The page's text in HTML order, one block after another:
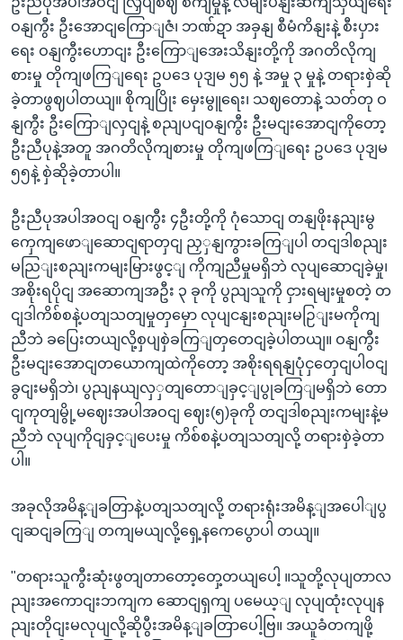
ဝနျကွီး ဦးအောငျကြောျဇံ၊ ဘဏ်ဍာ အခှနျ စီမံကိနျးနဲ့ စီးပှား
ရေး ဝနျကွီးဟောငျး ဦးကြောျအေးသိနျးတို့ကို အဂတိလိုကျ
စားမှု တိုကျဖကြျရေး ဥပဒေ ပုဒျမ ၅၅ နဲ့ အမှု ၃ မှုနဲ့ တရားစှဲဆို
ခဲ့တာဖွဈပါတယျ။ စိုကျပြိုး မှေးမွူရေး၊ သဈတောနဲ့ သတ်တု ဝ
နျကွီး ဦးကြောျလှငျနဲ့ စညျပငျဝနျကွီး ဦးမငျးအောငျကိုတော့
ဦးညီပုနဲ့အတူ အဂတိလိုကျစားမှု တိုကျဖကြျရေး ဥပဒေ ပုဒျမ
၅၅နဲ့ စှဲဆိုခဲ့တာပါ။
ဦးညီပုအပါအဝငျ ဝနျကွီး ၄ဦးတို့ကို ဂုံသောငျ တနျဖိုးနညျးမွ
ကှေကျဖောျဆောငျရာတှငျ ညှှနျကွားခကြျပါ တငျဒါစညျး
မညြျးစညျးကမျးမြားဖွင့ျ ကိုကျညီမှုမရှိဘဲ လုပျဆောငျခဲ့မှု၊
အစိုးရပိုငျ အဆောကျအဦး ၃ ခုကို ပွညျသူကို ငှားရမျးမှုစတဲ့ တ
ငျဒါကိစ်စနဲ့ပတျသတျမှုတှမှော လုပျငနျးစညျးမဉြျးမကိုကျ
ညီဘဲ ခပြေးတယျလို့စှပျစှဲခကြျတှတေငျခဲ့ပါတယျ။ ဝနျကွီး
ဦးမငျးအောငျတယောကျထဲကိုတော့ အစိုးရရနျပုံငှတှေငျပါဝငျ
ခွငျးမရှိဘဲ၊ ပွညျနယျလှှတျတောျခှင့ျပွုခကြျမရှိဘဲ တော
ငျကုတျမွို့မဈေးအပါအဝငျ ဈေး(၅)ခုကို တငျဒါစညျးကမျးနဲ့မ
ညီဘဲ လုပျကိုငျခှင့ျပေးမှု ကိစ်စနဲ့ပတျသတျလို့ တရားစှဲခဲ့တာ
ပါ။
အခုလိုအမိန့ျခတြာနဲ့ပတျသတျလို့ တရားရုံးအမိန့ျအပေါျပွ
ငျဆငျခကြျ တကျမယျလို့ရှေ့နကေပွောပါ တယျ။
"တရားသူကွီးဆုံးဖွတျတာတော့တှေ့တယျပေါ့ ။သူတို့လုပျတာလ
ညျးအကောငျးဘကျက ဆောငျရှကျ ပမေယ့ျ လုပျထုံးလုပျန
ညျးတိုငျးမလုပျလို့ဆိုပွီးအမိန့ျခတြာပေါ့ဗြ။ အယူခံတကျဖို့